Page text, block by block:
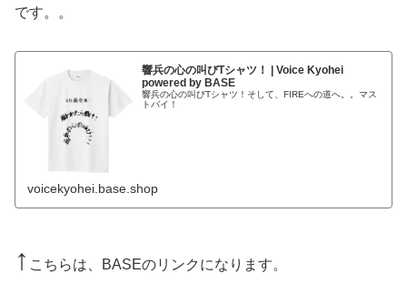
です。。
響兵の心の叫びTシャツ！ | Voice Kyohei
powered by BASE
響兵の心の叫びTシャツ！そして、FIREへの道へ。。マス
トバイ！
voicekyohei.base.shop
↑ こちらは、BASEのリンクになります。